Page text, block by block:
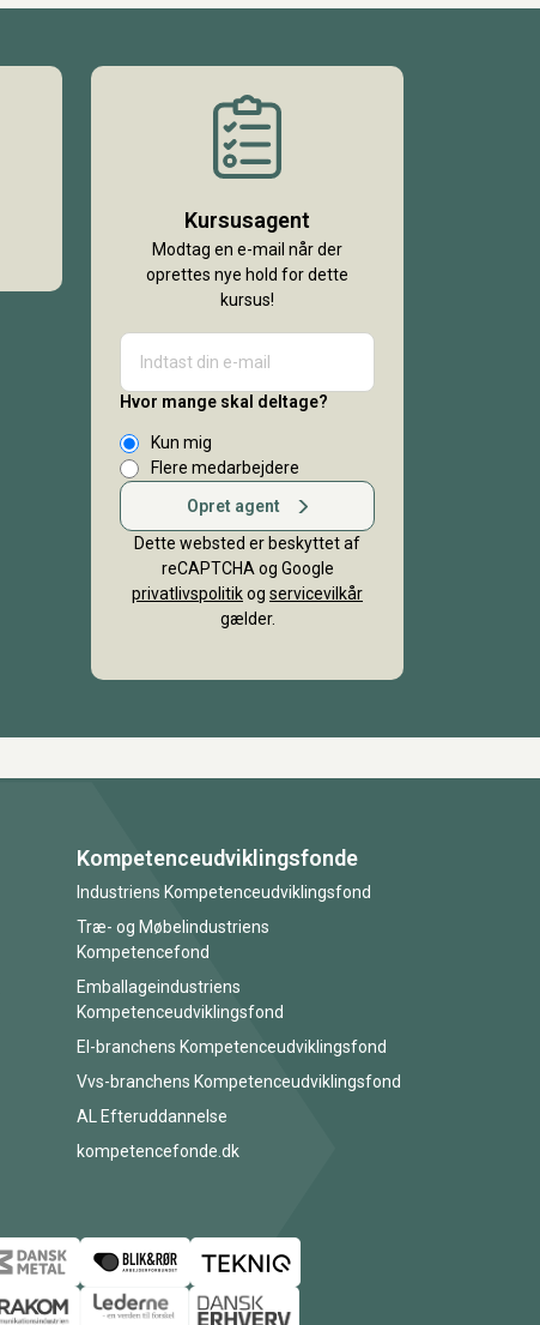
Kursusagent
Modtag en e-mail når der
oprettes nye hold for dette
kursus!
Hvor mange skal deltage?
Kun mig
Flere medarbejdere
Opret agent
Dette websted er beskyttet af
reCAPTCHA og Google
privatlivspolitikog servicevilkår
gælder.
Kompetenceudviklingsfonde
Industriens Kompetenceudviklingsfond
Træ- og Møbelindustriens
Kompetencefond
Emballageindustriens
Kompetenceudviklingsfond
El-branchens Kompetenceudviklingsfond
Vvs-branchens Kompetenceudviklingsfond
AL Efteruddannelse
kompetencefonde.dk